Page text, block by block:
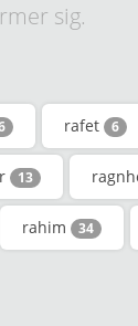
sig.
rafet 6
13
rahim 34